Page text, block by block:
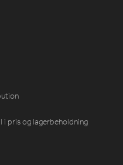
pris og lagerbeholdning